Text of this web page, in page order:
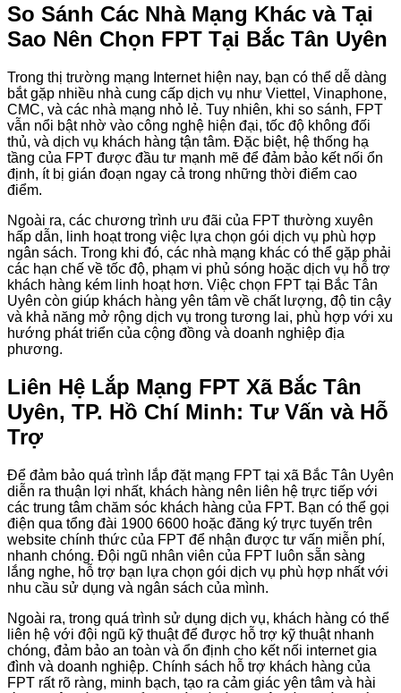
So Sánh Các Nhà Mạng Khác và Tại
Sao Nên Chọn FPT Tại Bắc Tân Uyên
Trong thị trường mạng Internet hiện nay, bạn có thể dễ dàng
bắt gặp nhiều nhà cung cấp dịch vụ như Viettel, Vinaphone,
CMC, và các nhà mạng nhỏ lẻ. Tuy nhiên, khi so sánh, FPT
vẫn nổi bật nhờ vào công nghệ hiện đại, tốc độ không đối
thủ, và dịch vụ khách hàng tận tâm. Đặc biệt, hệ thống hạ
tầng của FPT được đầu tư mạnh mẽ để đảm bảo kết nối ổn
định, ít bị gián đoạn ngay cả trong những thời điểm cao
điểm.
Ngoài ra, các chương trình ưu đãi của FPT thường xuyên
hấp dẫn, linh hoạt trong việc lựa chọn gói dịch vụ phù hợp
ngân sách. Trong khi đó, các nhà mạng khác có thể gặp phải
các hạn chế về tốc độ, phạm vi phủ sóng hoặc dịch vụ hỗ trợ
khách hàng kém linh hoạt hơn. Việc chọn FPT tại Bắc Tân
Uyên còn giúp khách hàng yên tâm về chất lượng, độ tin cậy
và khả năng mở rộng dịch vụ trong tương lai, phù hợp với xu
hướng phát triển của cộng đồng và doanh nghiệp địa
phương.
Liên Hệ Lắp Mạng FPT Xã Bắc Tân
Uyên, TP. Hồ Chí Minh: Tư Vấn và Hỗ
Trợ
Để đảm bảo quá trình lắp đặt mạng FPT tại xã Bắc Tân Uyên
diễn ra thuận lợi nhất, khách hàng nên liên hệ trực tiếp với
các trung tâm chăm sóc khách hàng của FPT. Bạn có thể gọi
điện qua tổng đài 1900 6600 hoặc đăng ký trực tuyến trên
website chính thức của FPT để nhận được tư vấn miễn phí,
nhanh chóng. Đội ngũ nhân viên của FPT luôn sẵn sàng
lắng nghe, hỗ trợ bạn lựa chọn gói dịch vụ phù hợp nhất với
nhu cầu sử dụng và ngân sách của mình.
Ngoài ra, trong quá trình sử dụng dịch vụ, khách hàng có thể
liên hệ với đội ngũ kỹ thuật để được hỗ trợ kỹ thuật nhanh
chóng, đảm bảo an toàn và ổn định cho kết nối internet gia
đình và doanh nghiệp. Chính sách hỗ trợ khách hàng của
FPT rất rõ ràng, minh bạch, tạo ra cảm giác yên tâm và hài